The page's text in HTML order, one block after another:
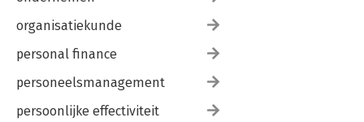
organisatiekunde
personal finance
personeelsmanagement
persoonlijke effectiviteit